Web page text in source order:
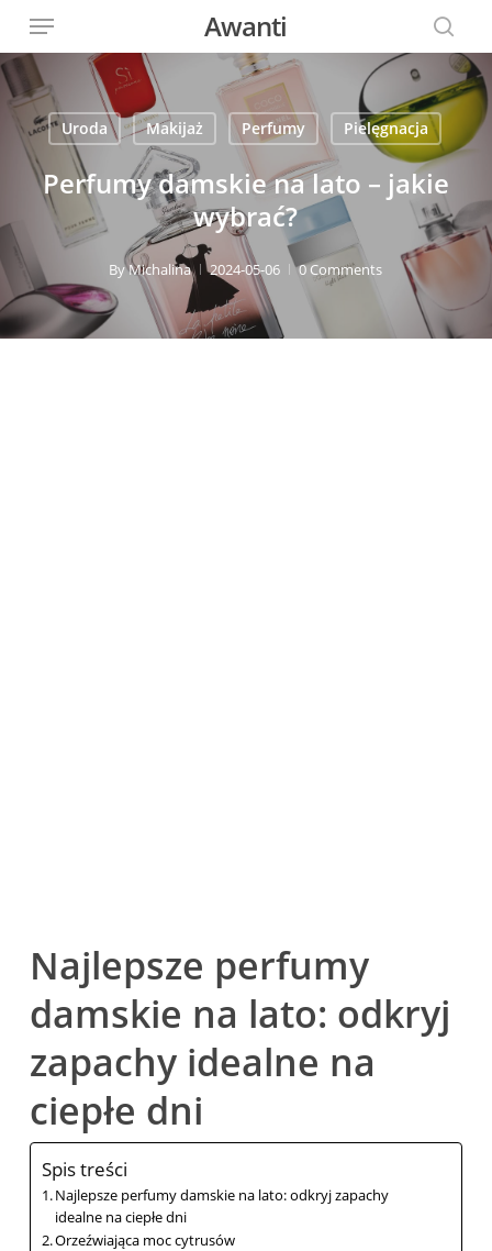
main
content
Awanti
Menu
Uroda Makijaż Perfumy Pielęgnacja
Perfumy damskie na lato – jakie
wybrać?
ByMichalina 2024-05-06 0 Comments
Najlepsze perfumy
damskie na lato: odkryj
zapachy idealne na
ciepłe dni
Spis treści
Najlepsze perfumy damskie na lato: odkryj zapachy
idealne na ciepłe dni
Orzeźwiająca moc cytrusów